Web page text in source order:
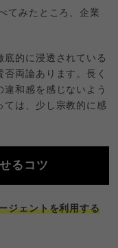
てみたところ、企業
的に浸透されている
両論あります。長く
和感を感じないよう
は、少し宗教的に感
るコツ
ジェントを利用する